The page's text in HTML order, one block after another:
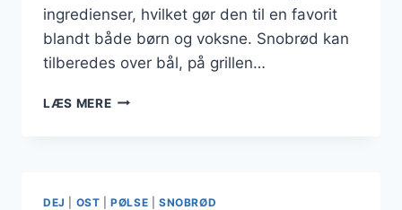
ingredienser, hvilket gør den til en favorit
blandt både børn og voksne. Snobrød kan
tilberedes over bål, på grillen…
LÆS MERESNOBRØDSDEJ
DEJ OST |PØLSE SNOBRØD